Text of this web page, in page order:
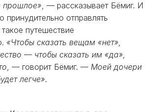
прошлое», — рассказывает Бёмиг. И
принудительно отправлять
путешествие
«Чтобы сказать вещам «нет»,
— чтобы сказать им «да»,
, — говорит Бёмиг. — Моей дочери
легче».